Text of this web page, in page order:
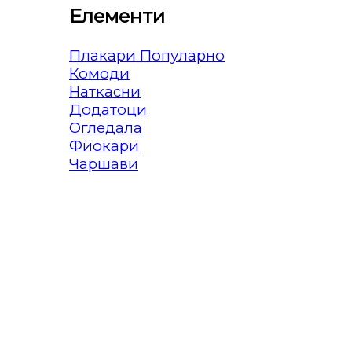
Елементи
Плакари
Комоди
Наткасни
Додатоци
Огледала
Фиокари
Чаршави